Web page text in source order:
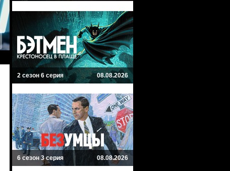
2 сезон 6 серия 08.08.2026
6 сезон 3 серия 08.08.2026